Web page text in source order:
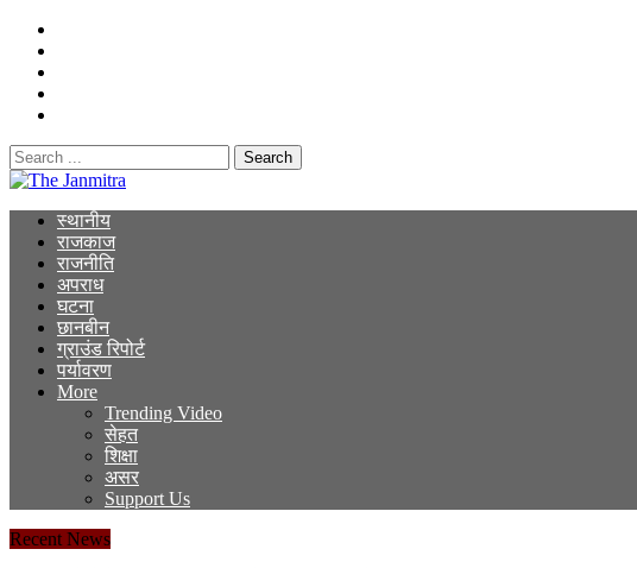
Search
for:
The Janmitra
The Janmitra
स्थानीय
राजकाज
राजनीति
अपराध
घटना
छानबीन
ग्राउंड रिपोर्ट
पर्यावरण
More
Trending Video
सेहत
शिक्षा
असर
Support Us
Recent News